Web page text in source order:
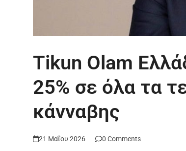
Tikun Olam
25% σε όλα τα
κάνναβης
21 Μαΐου 2026 0 Comments